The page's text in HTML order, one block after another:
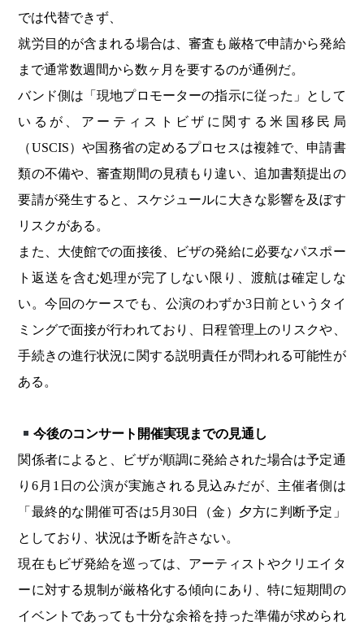
では代替できず、
就労目的が含まれる場合は、審査も厳格で申請から発給
まで通常数週間から数ヶ月を要するのが通例だ。
バンド側は「現地プロモーターの指示に従った」として
いるが、アーティストビザに関する米国移民局
（USCIS）や国務省の定めるプロセスは複雑で、申請書
類の不備や、審査期間の見積もり違い、追加書類提出の
要請が発生すると、スケジュールに大きな影響を及ぼす
リスクがある。
また、大使館での面接後、ビザの発給に必要なパスポー
ト返送を含む処理が完了しない限り、渡航は確定しな
い。今回のケースでも、公演のわずか3日前というタイ
ミングで面接が行われており、日程管理上のリスクや、
手続きの進行状況に関する説明責任が問われる可能性が
ある。
今後のコンサート開催実現までの見通し
関係者によると、ビザが順調に発給された場合は予定通
り6月1日の公演が実施される見込みだが、主催者側は
「最終的な開催可否は5月30日（金）夕方に判断予定」
としており、状況は予断を許さない。
現在もビザ発給を巡っては、アーティストやクリエイタ
ーに対する規制が厳格化する傾向にあり、特に短期間の
イベントであっても十分な余裕を持った準備が求められ